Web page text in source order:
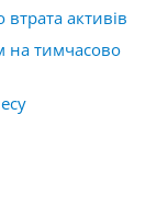
активів
на тимчасово